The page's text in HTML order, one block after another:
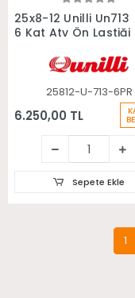
Sepete Ekle
25x8-12 Unilli Un713
6 Kat Atv Ön Lastiği
25812-U-713-6PR
6.250,00 TL
Sepete Ekle
1